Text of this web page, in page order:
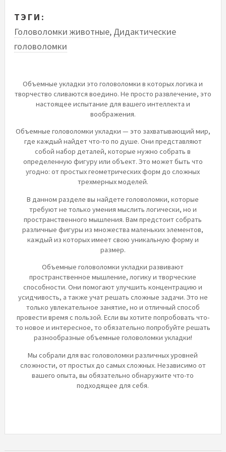
ТЭГИ:
Головоломки животные, Дидактические
головоломки
Объемные укладки это головоломки в которых логика и
творчество сливаются воедино. Не просто развлечение, это
настоящее испытание для вашего интеллекта и
воображения.
Объемные головоломки укладки — это захватывающий мир,
где каждый найдет что-то по душе. Они представляют
собой набор деталей, которые нужно собрать в
определенную фигуру или объект. Это может быть что
угодно: от простых геометрических форм до сложных
трехмерных моделей.
В данном разделе вы найдете головоломки, которые
требуют не только умения мыслить логически, но и
пространственного мышления. Вам предстоит собрать
различные фигуры из множества маленьких элементов,
каждый из которых имеет свою уникальную форму и
размер.
Объемные головоломки укладки развивают
пространственное мышление, логику и творческие
способности. Они помогают улучшить концентрацию и
усидчивость, а также учат решать сложные задачи. Это не
только увлекательное занятие, но и отличный способ
провести время с пользой. Если вы хотите попробовать что-
то новое и интересное, то обязательно попробуйте решать
разнообразные объемные головоломки укладки!
Мы собрали для вас головоломки различных уровней
сложности, от простых до самых сложных. Независимо от
вашего опыта, вы обязательно обнаружите что-то
подходящее для себя.